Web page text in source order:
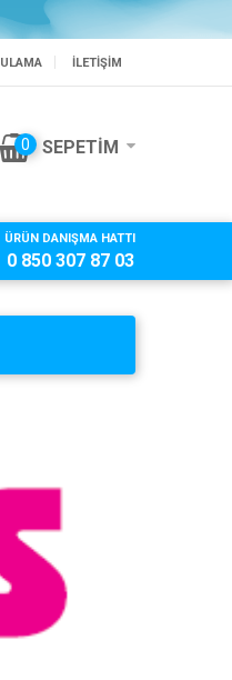
İLETİŞİM
0 SEPETIM
ÜRÜN DANIŞMA HATTI
0 850 307 87 03